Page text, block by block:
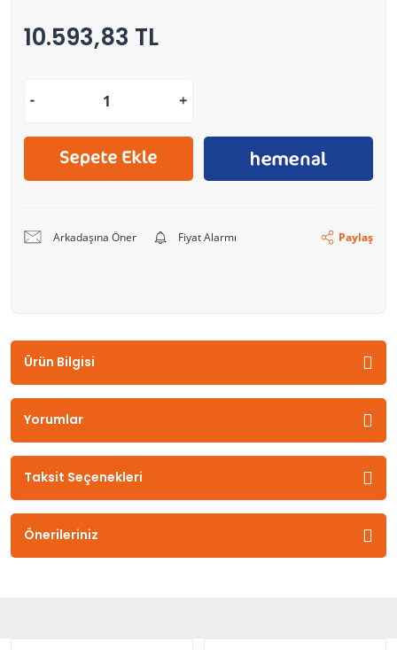
10.593,83 TL
Arkadaşına Öner Fiyat Alarmı Paylaş
Ürün Bilgisi
Yorumlar
Taksit Seçenekleri
Önerileriniz